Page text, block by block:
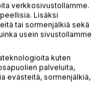
verkkosivustollamme.
Lisäksi
tai sormenjälkiä sekä
usein sivustollamme
kuten
palveluita,
evästeitä, sormenjälkiä,